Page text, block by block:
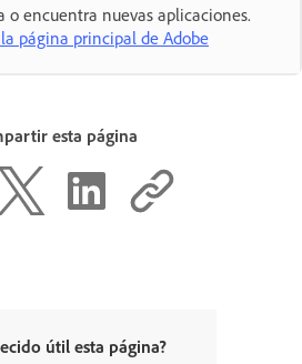
o encuentra nuevas aplicaciones.
página principal de Adobe
esta página
útil esta página?